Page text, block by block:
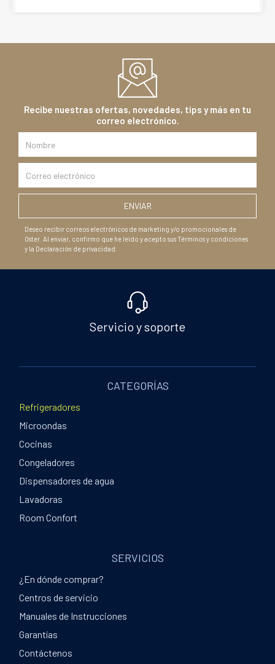
Recibe nuestras ofertas, novedades, tips y más en tu
correo electrónico.
Deseo recibir correos electrónicos de marketing y/o promocionales de
Oster. Al enviar, confirmo que he leído y acepto sus Términos y condiciones
y la Declaración de privacidad.
Servicio y soporte
CATEGORÍAS
Refrigeradores
Microondas
Cocinas
Congeladores
Dispensadores de agua
Lavadoras
Room Confort
SERVICIOS
¿En dónde comprar?
Centros de servicio
Manuales de Instrucciones
Garantías
Contáctenos